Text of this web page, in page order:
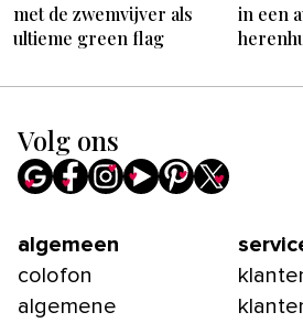
met de zwemvijver als
ultieme green flag
in een
Volg ons
algemeen
colofon
algemene